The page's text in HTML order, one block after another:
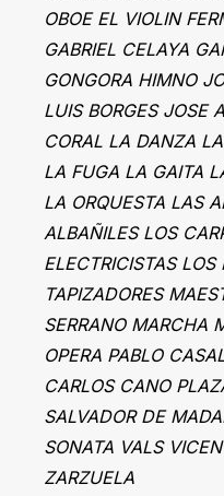
OBOE EL VIOLIN
GABRIEL CELAYA
GONGORA HIMNO
LUIS BORGES JOSE
CORAL LA DANZA
LA FUGA LA GAITA
LA ORQUESTA LAS
ALBAÑILES LOS
ELECTRICISTAS
TAPIZADORES
SERRANO MARCHA
OPERA PABLO
CARLOS CANO
SALVADOR DE
SONATA VALS
ZARZUELA